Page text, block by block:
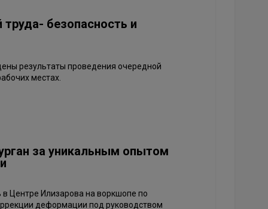
безопасность и
результаты проведения очередной
местах.
за уникальным опытом
Центре Илизарова на воркшопе по
деформации под руководством